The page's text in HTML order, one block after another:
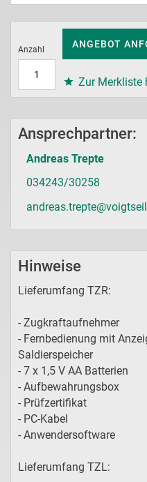
Anzahl
ANGEBOT
Zur Merkliste
Ansprechpartner:
Andreas Trepte
034243/30258
Hinweise
Lieferumfang TZR:
- Zugkraftaufnehmer
- Fernbedienung mit
Saldierspeicher
- 7 x 1,5 V AA Batterien
- Aufbewahrungsbox
- Prüfzertifikat
- PC-Kabel
- Anwendersoftware
Lieferumfang TZL: